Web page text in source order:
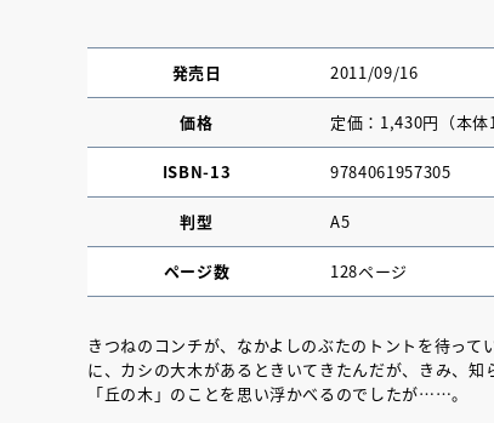
発売日 2011/09/16
価格 定価：1,430円（本体
ISBN-13 9784061957305
判型 A5
ページ数 128ページ
きつねのコンチが、なかよしのぶたのトントを待っ
に、カシの大木があるときいてきたんだが、きみ、
「丘の木」のことを思い浮かべるのでしたが……。
『NO.６再